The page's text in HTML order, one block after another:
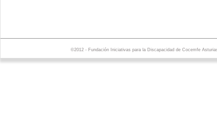
©2012 - Fundación Iniciativas para la Discapacidad de Cocemfe